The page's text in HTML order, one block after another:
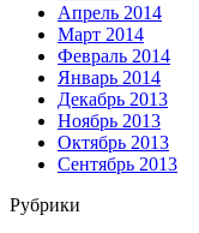
Апрель 2014
Март 2014
Февраль 2014
Январь 2014
Декабрь 2013
Ноябрь 2013
Октябрь 2013
Сентябрь 2013
Рубрики